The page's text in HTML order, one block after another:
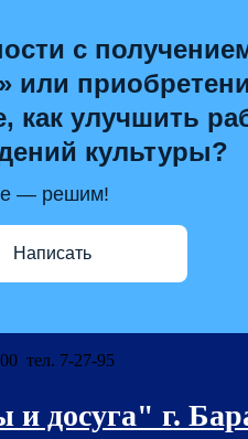
с
или
как улучшить
культуры?
— решим!
Написать
тел. 7-27-95
досуга" г.